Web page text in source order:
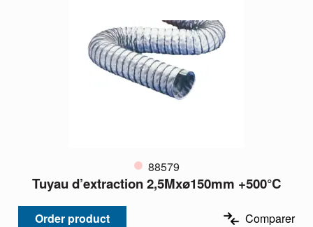
88579
Tuyau d’extraction 2,5Mxø150mm +500°C
Order product Comparer